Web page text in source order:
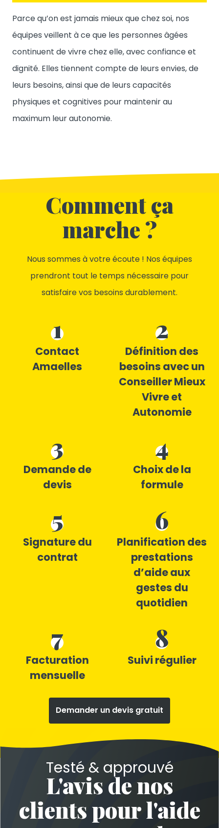
Parce qu’on est jamais mieux que chez soi, nos
équipes veillent à ce que les personnes âgées
continuent de vivre chez elle, avec confiance et
dignité. Elles tiennent compte de leurs envies, de
leurs besoins, ainsi que de leurs capacités
physiques et cognitives pour maintenir au
maximum leur autonomie.
Comment ça
marche ?
Nous sommes à votre écoute ! Nos équipes
prendront tout le temps nécessaire pour
satisfaire vos besoins durablement.
1
Contact
Amaelles
2
Définition des
besoins avec un
Conseiller Mieux
Vivre et
Autonomie
3
Demande de
devis
4
Choix de la
formule
5
Signature du
contrat
6
Planification des
prestations
d’aide aux
gestes du
quotidien
7
Facturation
mensuelle
8
Suivi régulier
Demander un devis gratuit
Testé & approuvé
L'avis de nos
clients pour l'aide